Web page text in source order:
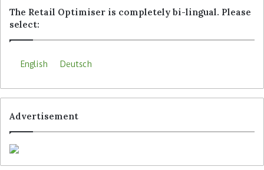
The Retail Optimiser is completely bi-lingual. Please
select:
English Deutsch
Advertisement